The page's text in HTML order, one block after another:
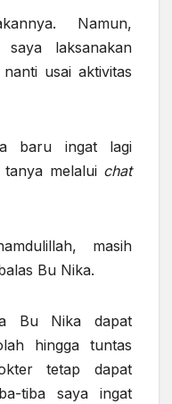
Namun,
laksanakan
usai aktivitas
baru ingat lagi
melalui chat
masih
Bu Nika.
Bu Nika dapat
hingga tuntas
tetap dapat
tiba saya ingat